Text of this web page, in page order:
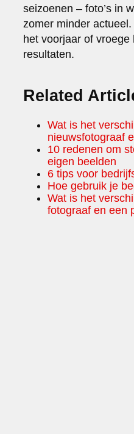
seizoenen – foto’s in
zomer minder
het voorjaar of
resultaten.
Related
Wat is het
nieuwsfotograaf
10 redenen om
eigen beelden
6 tips voor
Hoe gebruik je
Wat is het
fotograaf en een